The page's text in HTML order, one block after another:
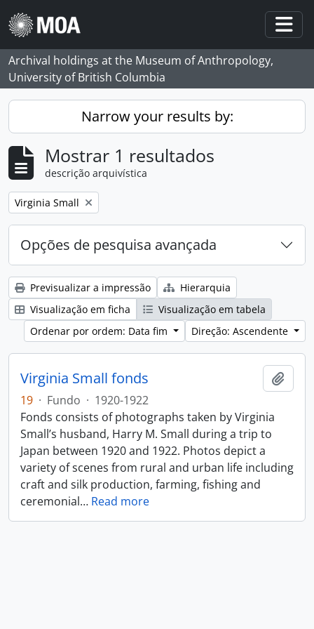
Skip to main content
Archival holdings at the Museum of Anthropology,
University of British Columbia
Narrow your results by:
Mostrar 1 resultados
descrição arquivística
Remove filter:
Virginia Small
Opções de pesquisa avançada
Previsualizar a impressão
Hierarquia
Visualização em ficha
Visualização em tabela
Ordenar por ordem: Data fim
Direção: Ascendente
Virginia Small fonds
19 · Fundo · 1920-1922
Fonds consists of photographs taken by Virginia
Small’s husband, Harry M. Small during a trip to
Japan between 1920 and 1922. Photos depict a
variety of scenes from rural and urban life including
craft and silk production, farming, fishing and
ceremonial… Read more